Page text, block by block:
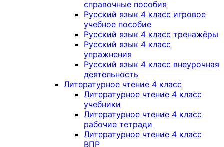
справочные пособия
Русский язык 4 класс игровое
учебное пособие
Русский язык 4 класс тренажёры
Русский язык 4 класс
упражнения
Русский язык 4 класс внеурочная
деятельность
Литературное чтение 4 класс
Литературное чтение 4 класс
учебники
Литературное чтение 4 класс
рабочие тетради
Литературное чтение 4 класс
ВПР